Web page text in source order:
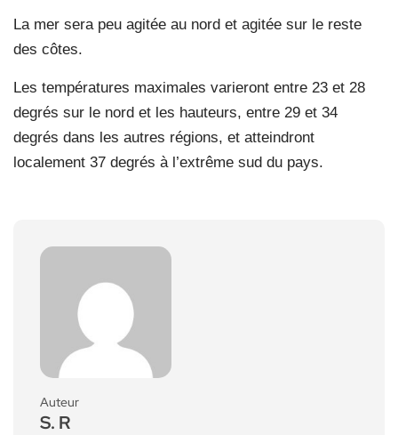
La mer sera peu agitée au nord et agitée sur le reste
des côtes.
Les températures maximales varieront entre 23 et 28
degrés sur le nord et les hauteurs, entre 29 et 34
degrés dans les autres régions, et atteindront
localement 37 degrés à l’extrême sud du pays.
Auteur
S. R